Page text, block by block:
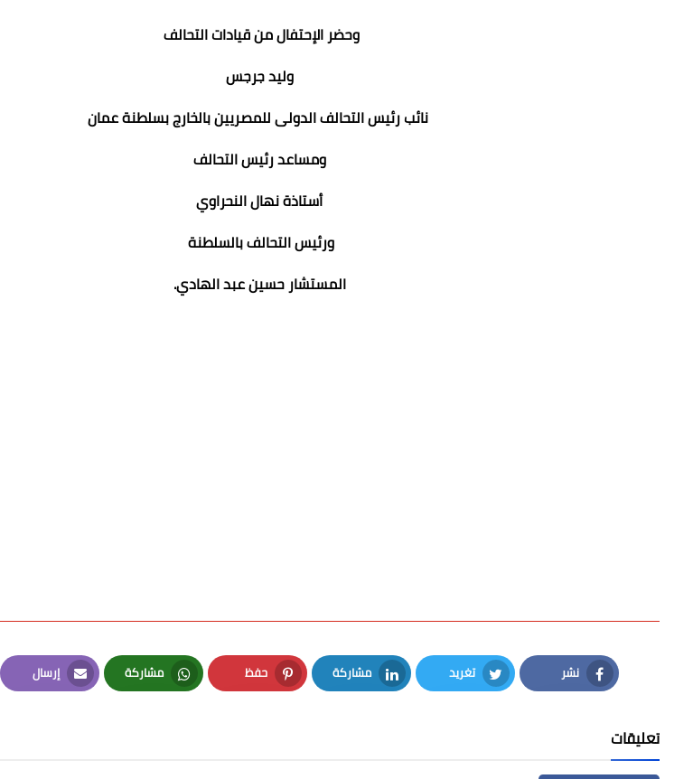
وحضر الإحتفال من قيادات التحالف
وليد جرجس
نائب رئيس التحالف الدولى للمصريين بالخارج بسلطنة عمان
ومساعد رئيس التحالف
أستاذة نهال النحراوي
ورئيس التحالف بالسلطنة
المستشار حسين عبد الهادي.
نشر
Facebook
تغريد
Twitter
مشاركة
LinkedIn
حفظ
Pinterest
مشاركة
Whatsapp
إرسال
Email
تعليقات